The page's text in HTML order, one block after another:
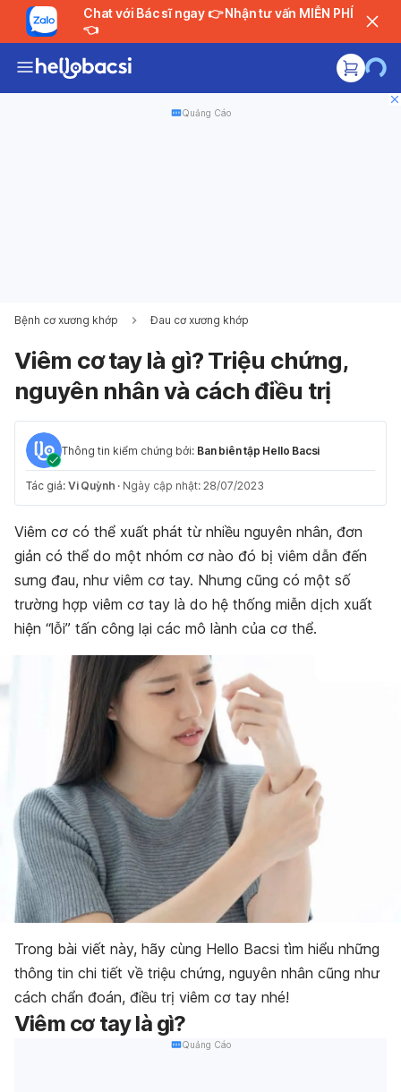
Chat với Bác sĩ ngay 👉 Nhận tư vấn MIỄN PHÍ
👈
Quảng Cáo
Bệnh cơ xương khớp Đau cơ xương khớp
Viêm cơ tay là gì? Triệu chứng,
nguyên nhân và cách điều trị
Thông tin kiểm chứng bởi: Ban biên tập Hello Bacsi
Tác giả: Vi Quỳnh · Ngày cập nhật: 28/07/2023
Viêm cơ có thể xuất phát từ nhiều nguyên nhân, đơn
giản có thể do một nhóm cơ nào đó bị viêm dẫn đến
sưng đau, như viêm cơ tay. Nhưng cũng có một số
trường hợp viêm cơ tay là do hệ thống miễn dịch xuất
hiện “lỗi” tấn công lại các mô lành của cơ thể.
Trong bài viết này, hãy cùng Hello Bacsi tìm hiểu những
thông tin chi tiết về triệu chứng, nguyên nhân cũng như
cách chẩn đoán, điều trị viêm cơ tay nhé!
Viêm cơ tay là gì?
Quảng Cáo